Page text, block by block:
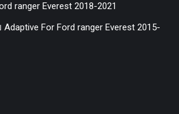
ranger Everest 2018-2021
Adaptive For Ford ranger Everest 2015-